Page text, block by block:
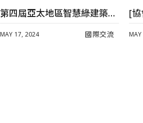
第四屆亞太地區智慧綠建築聯盟大會暨第三屆亞太智慧綠建築暨系統產品獎頒獎典禮 精華影片出爐囉!
MAY 17, 2024 國際交流